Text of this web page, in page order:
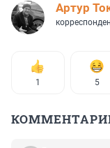
Артур
1 5